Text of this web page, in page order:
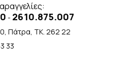
- 2610.875.007
Πάτρα, TK. 262 22
33